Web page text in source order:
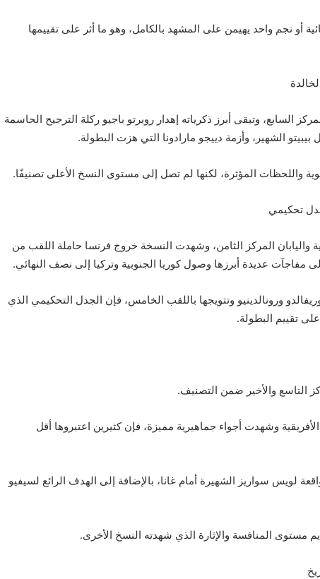
أو نجم واحد يهيمن على المشهد بالكامل، وهو ما أثر على تقييمها
الولايات المتحدة 1994 في المركز السابع، وتبقى أبرز ذكرياته إهدار روبرتو باجيو ركلة الترجيح الحاسمة
الشهير، وأزمة دييجو مارادونا التي هزت البطولة.
واللحظات المؤثرة، لكنها لم تصل إلى مستوى النسخ الأعلى تصنيفًا.
واليابان المركز الثامن، وشهدت النسخة خروج فرنسا حاملة اللقب من
مفاجآت عديدة أبرزها وصول كوريا الجنوبية وتركيا إلى نصف النهائي.
وريفالدو ورونالدينيو وتتويجها باللقب الخامس، فإن الجدل التحكيمي الذي
تقييم البطولة.
وشهدت أجواء جماهيرية مميزة، فإن كثيرين اعتبروها أقل
لويس سواريز الشهيرة أمام غانا، بالإضافة إلى الهدف الرائع لسيفيو
مستوى المنافسة والإثارة الذي شهدته النسخ الأخرى.